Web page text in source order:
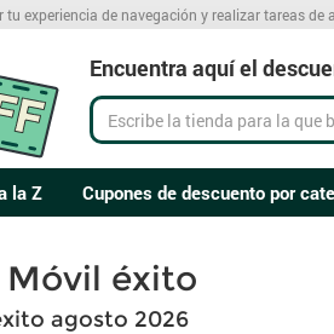
experiencia de navegación y realizar tareas
Encuentra aquí el
la Z Cupones de descuento por
Móvil éxito
agosto 2026